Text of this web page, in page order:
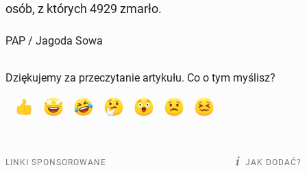
osób, z których 4929 zmarło.
PAP / Jagoda Sowa
Dziękujemy za przeczytanie artykułu. Co o tym myślisz?
LINKI SPONSOROWANE JAK DODAĆ?